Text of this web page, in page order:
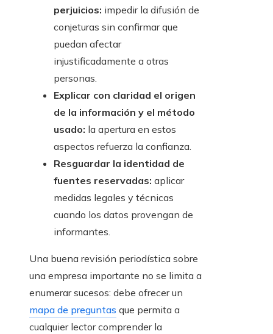
perjuicios: impedir la difusión de
conjeturas sin confirmar que
puedan afectar
injustificadamente a otras
personas.
Explicar con claridad el origen
de la información y el método
usado: la apertura en estos
aspectos refuerza la confianza.
Resguardar la identidad de
fuentes reservadas: aplicar
medidas legales y técnicas
cuando los datos provengan de
informantes.
Una buena revisión periodística sobre
una empresa importante no se limita a
enumerar sucesos: debe ofrecer un
mapa de preguntas que permita a
cualquier lector comprender la